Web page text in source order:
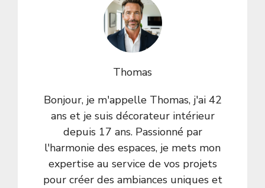
Thomas
Bonjour, je m'appelle Thomas, j'ai 42
ans et je suis décorateur intérieur
depuis 17 ans. Passionné par
l'harmonie des espaces, je mets mon
expertise au service de vos projets
pour créer des ambiances uniques et